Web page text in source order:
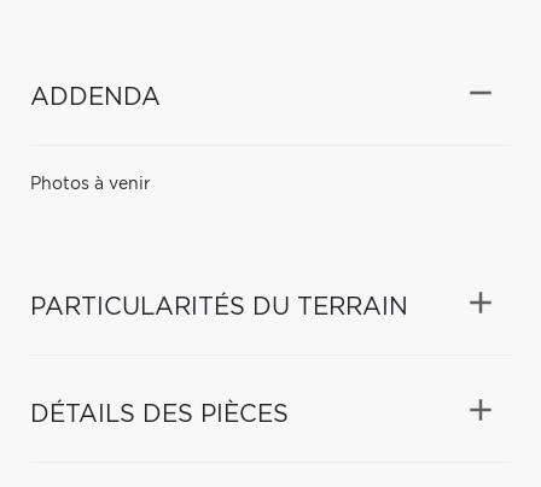
ADDENDA
Photos à venir
PARTICULARITÉS DU TERRAIN
DÉTAILS DES PIÈCES